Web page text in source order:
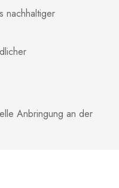
nachhaltiger
Anbringung an der